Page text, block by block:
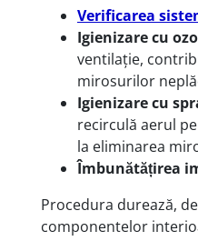
Verificarea
Igienizare cu
ventilație,
mirosurilor
Igienizare cu
recirculă aerul
la eliminarea
Îmbunătățirea
Procedura durează,
componentelor